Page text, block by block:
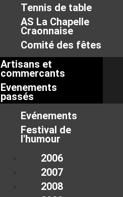
Tennis de table
AS La Chapelle
Craonnaise
Comité des fêtes
Artisans et
commercants
Evenements
passés
Evénements
Festival de
l'humour
2006
2007
2008